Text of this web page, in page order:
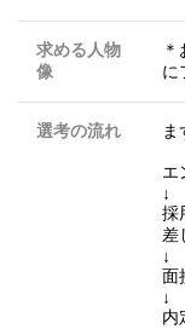
求める人物
像
に
選考の流れ
エ
↓
採
差
↓
面
↓
内